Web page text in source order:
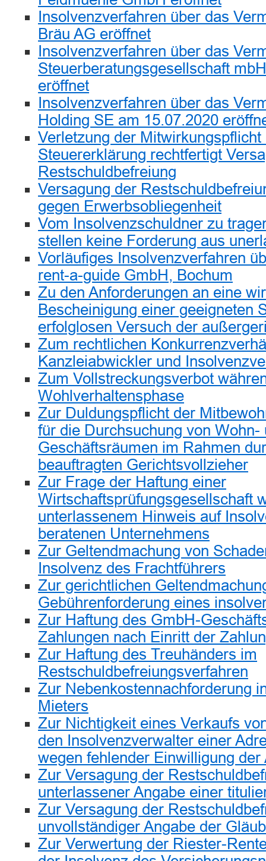
Insolvenzverfahren über das
Bräu AG eröffnet
Insolvenzverfahren über das
Steuerberatungsgesellschaft
eröffnet
Insolvenzverfahren über das
Holding SE am 15.07.2020
Verletzung der
Steuererklärung rechtfertigt
Restschuldbefreiung
Versagung der
gegen Erwerbsobliegenheit
Vom Insolvenzschuldner zu
stellen keine Forderung aus
Vorläufiges Insolvenzverfahren
rent-a-guide GmbH, Bochum
Zu den Anforderungen an eine
Bescheinigung einer geeigneten
erfolglosen Versuch der
Zum rechtlichen
Kanzleiabwickler und
Zum Vollstreckungsverbot
Wohlverhaltensphase
Zur Duldungspflicht der
für die Durchsuchung von Wohn-
Geschäftsräumen im Rahmen
beauftragten Gerichtsvollzieher
Zur Frage der Haftung einer
Wirtschaftsprüfungsgesellschaft
unterlassenem Hinweis auf
beratenen Unternehmens
Zur Geltendmachung von
Insolvenz des Frachtführers
Zur gerichtlichen
Gebührenforderung eines
Zur Haftung des GmbH-
Zahlungen nach Einritt der
Zur Haftung des Treuhänders im
Restschuldbefreiungsverfahren
Zur Nebenkostennachforderung
Mieters
Zur Nichtigkeit eines Verkaufs
den Insolvenzverwalter einer
wegen fehlender Einwilligung der
Zur Versagung der
unterlassener Angabe einer
Zur Versagung der
unvollständiger Angabe der
Zur Verwertung der Riester-